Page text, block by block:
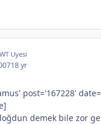
WT Uyesi
18 yr
post='167228'
demek bile zor